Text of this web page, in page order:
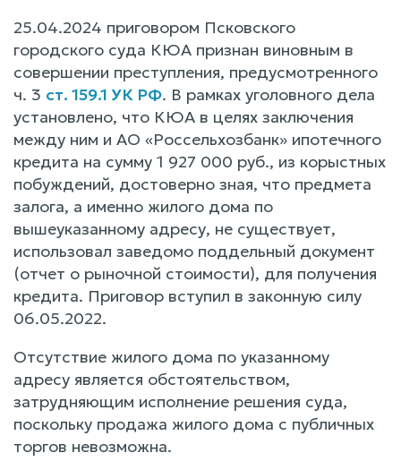
25.04.2024 приговором Псковского
городского суда КЮА признан виновным в
совершении преступления, предусмотренного
ч. 3 ст. 159.1 УК РФ. В рамках уголовного дела
установлено, что КЮА в целях заключения
между ним и АО «Россельхозбанк» ипотечного
кредита на сумму 1 927 000 руб., из корыстных
побуждений, достоверно зная, что предмета
залога, а именно жилого дома по
вышеуказанному адресу, не существует,
использовал заведомо поддельный документ
(отчет о рыночной стоимости), для получения
кредита. Приговор вступил в законную силу
06.05.2022.
Отсутствие жилого дома по указанному
адресу является обстоятельством,
затрудняющим исполнение решения суда,
поскольку продажа жилого дома с публичных
торгов невозможна.